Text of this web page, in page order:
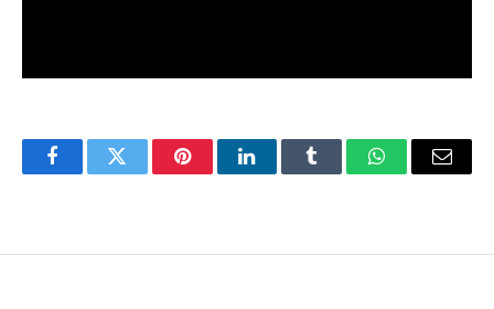
FacebookTwitter PinterestLinkedInTumblr WhatsAppEmail